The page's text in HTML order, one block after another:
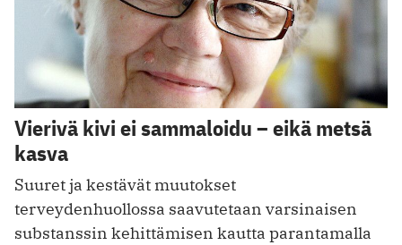
Vierivä kivi ei sammaloidu – eikä metsä
kasva
Suuret ja kestävät muutokset
terveydenhuollossa saavutetaan varsinaisen
substanssin kehittämisen kautta parantamalla